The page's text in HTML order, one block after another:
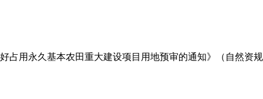
好占用永久基本农田重大建设项目用地预审的通知》（自然资规